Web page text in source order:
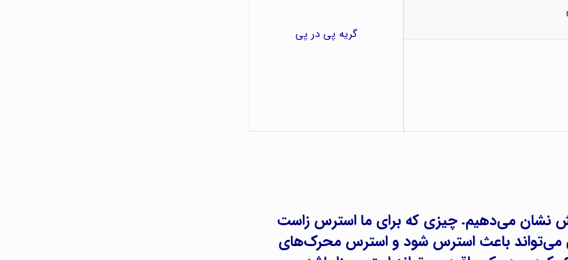
گریه پی در پی
نشان می‌دهیم. چیزی که برای ما استرس زاست
می‌تواند باعث استرس شود و استرس محرک‌های